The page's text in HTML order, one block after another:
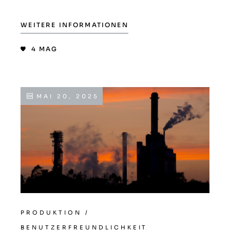
WEITERE INFORMATIONEN
4 MAG
MAI 20, 2025
PRODUKTION /
BENUTZERFREUNDLICHKEIT